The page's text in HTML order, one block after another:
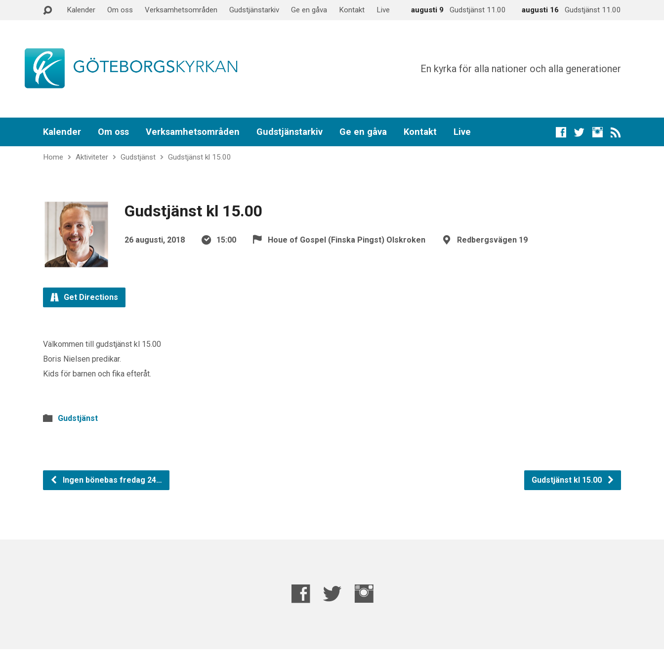
Kalender Om oss Verksamhetsområden Gudstjänstarkiv Ge en gåva Kontakt Live augusti 9 Gudstjänst 11.00 augusti 16 Gudstjänst 11.00
En kyrka för alla nationer och alla generationer
Kalender Om oss Verksamhetsområden Gudstjänstarkiv Ge en gåva Kontakt Live
Home Aktiviteter Gudstjänst Gudstjänst kl 15.00
Gudstjänst kl 15.00
26 augusti, 2018 15:00 Houe of Gospel (Finska Pingst) Olskroken Redbergsvägen 19
Get Directions
Välkommen till gudstjänst kl 15.00
Boris Nielsen predikar.
Kids för barnen och fika efteråt.
Gudstjänst
Ingen bönebas fredag 24… Gudstjänst kl 15.00